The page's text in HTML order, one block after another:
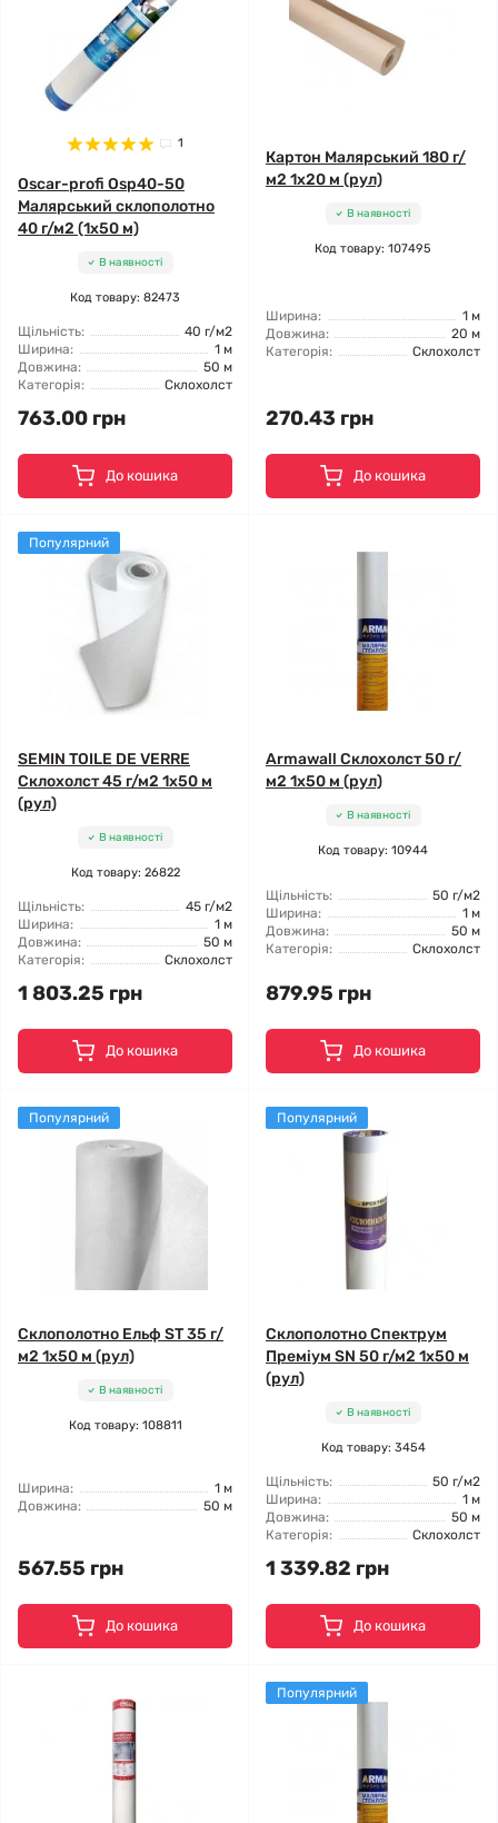
1
Oscar-profi Osp40-50
Малярський склополотно
40 г/м2 (1x50 м)
В наявності
Код товару: 82473
Щільність:
40 г/м2
Ширина:
1 м
Довжина:
50 м
Категорія:
Склохолст
763.00 грн
До кошика
Картон Малярський 180 г/
м2 1x20 м (рул)
В наявності
Код товару: 107495
Ширина:
1 м
Довжина:
20 м
Категорія:
Склохолст
270.43 грн
До кошика
Популярний
SEMIN TOILE DE VERRE
Склохолст 45 г/м2 1x50 м
(рул)
В наявності
Код товару: 26822
Щільність:
45 г/м2
Ширина:
1 м
Довжина:
50 м
Категорія:
Склохолст
1 803.25 грн
До кошика
Armawall Склохолст 50 г/
м2 1x50 м (рул)
В наявності
Код товару: 10944
Щільність:
50 г/м2
Ширина:
1 м
Довжина:
50 м
Категорія:
Склохолст
879.95 грн
До кошика
Популярний
Склополотно Ельф ST 35 г/
м2 1x50 м (рул)
В наявності
Код товару: 108811
Ширина:
1 м
Довжина:
50 м
567.55 грн
До кошика
Популярний
Склополотно Спектрум
Преміум SN 50 г/м2 1x50 м
(рул)
В наявності
Код товару: 3454
Щільність:
50 г/м2
Ширина:
1 м
Довжина:
50 м
Категорія:
Склохолст
1 339.82 грн
До кошика
Популярний